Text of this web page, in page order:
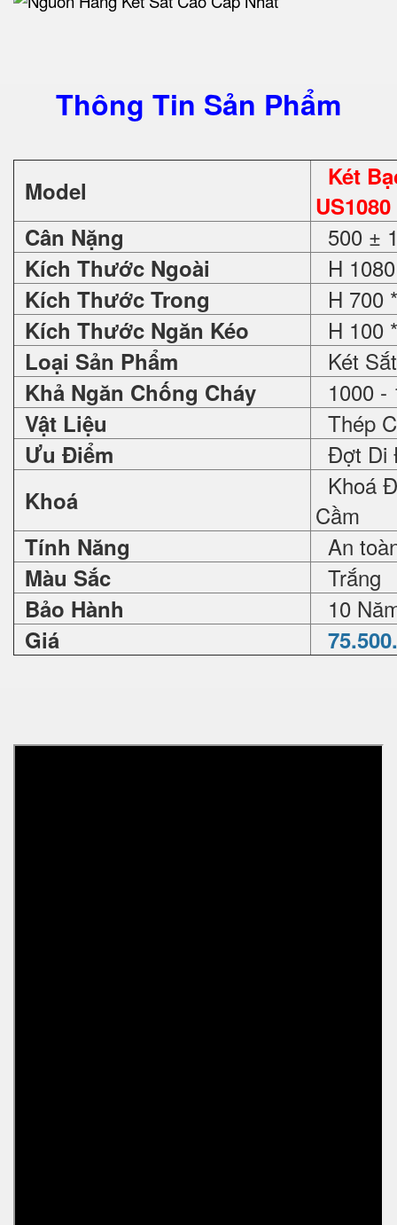
Thông Tin Sản Phẩm
Model
Két
Cân Nặng
500 ±
Kích Thước Ngoài H
Kích Thước Trong H 700
Kích Thước Ngăn Kéo H 100
Loại Sản Phẩm Két
Khả Ngăn Chống Cháy 1000 -
Vật Liệu Thép
Ưu Điểm Đợt Di
Khoá
Khoá
Cầm
Tính Năng An
Màu Sắc Trắng
Bảo Hành 10
Giá